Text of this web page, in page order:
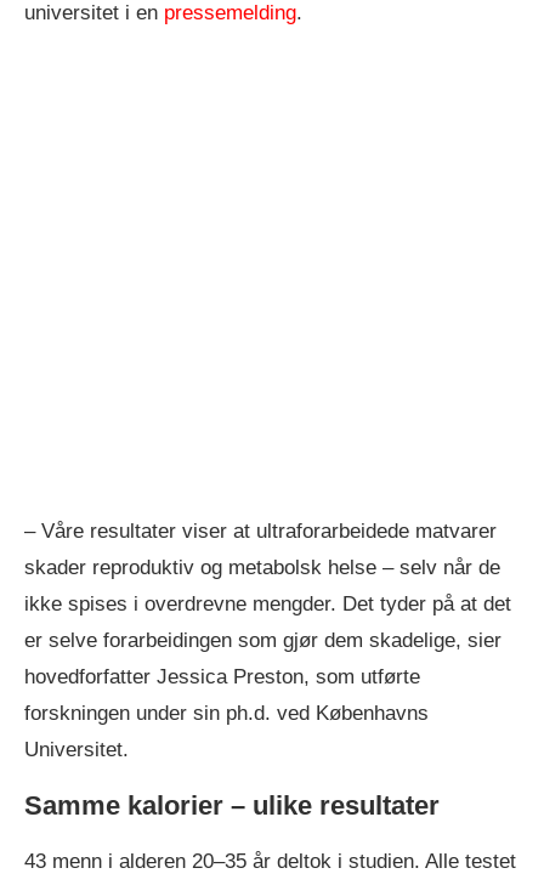
universitet i en pressemelding.
– Våre resultater viser at ultraforarbeidede matvarer
skader reproduktiv og metabolsk helse – selv når de
ikke spises i overdrevne mengder. Det tyder på at det
er selve forarbeidingen som gjør dem skadelige, sier
hovedforfatter Jessica Preston, som utførte
forskningen under sin ph.d. ved Københavns
Universitet.
Samme kalorier – ulike resultater
43 menn i alderen 20–35 år deltok i studien. Alle testet